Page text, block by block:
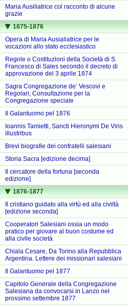
Maria Ausiliatrice col racconto di alcune
grazie
1875-1876
Opera di Maria Ausialiatrice per le
vocazioni allo stato ecclesiastico
Regole o Costituzioni della Società di S.
Francesco di Sales secondo il decreto di
approvazione del 3 aprile 1874
Sagra Congregazione de’ Vescovi e
Regolari, Consultazione per la
Congregazione speciale
Il Galantuomo pel 1876
Ioannis Tamietti, Sancti Hieronymi De Viris
illustribus
Brevi biografie dei confratelli salesiani
Storia Sacra [edizione decima]
Il cercatore della fortuna [seconda
edizione]
1876-1877
Il cristiano guidato alla virtù ed alla civiltà
[edizione seconda]
Cooperatori Salesiani ossia un modo
pratico per giovare al buon costume ed
alla civile società
Chiala Cesare, Da Torino alla Repubblica
Argentina. Lettere dei missionari salesiani
Il Galantuomo pel 1877
Capitolo Generale della Congregazione
Salesiana da convocarsi in Lanzo nel
prossimo settembre 1877